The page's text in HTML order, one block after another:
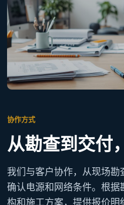
协作方式
从勘查到交付
我们与客户协作，从现场勘
确认电源和网络条件。根
构和施工方案，提供报价